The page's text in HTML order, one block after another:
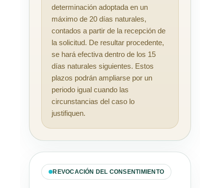
determinación adoptada en un
máximo de 20 días naturales,
contados a partir de la recepción de
la solicitud. De resultar procedente,
se hará efectiva dentro de los 15
días naturales siguientes. Estos
plazos podrán ampliarse por un
periodo igual cuando las
circunstancias del caso lo
justifiquen.
REVOCACIÓN DEL CONSENTIMIENTO